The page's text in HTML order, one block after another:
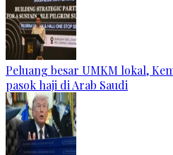
Peluang besar UMKM lokal,
pasok haji di Arab Saudi